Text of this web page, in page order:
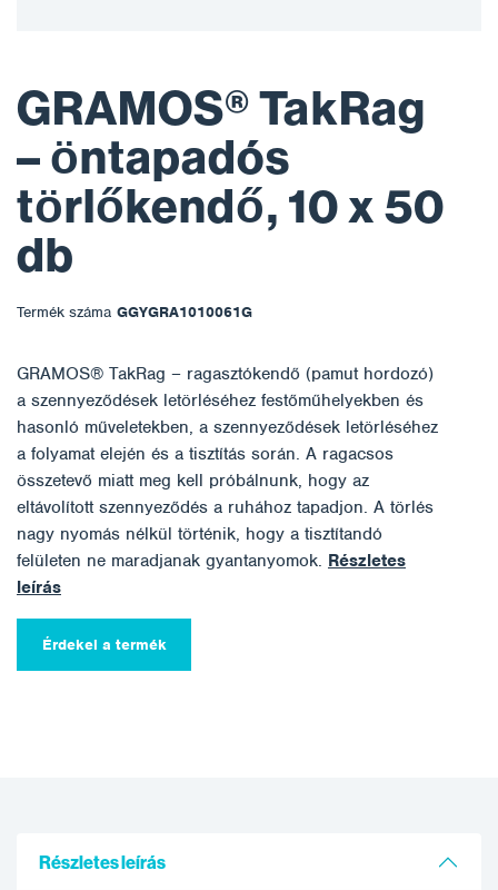
GRAMOS® TakRag
– öntapadós
törlőkendő, 10 x 50
db
Termék száma GGYGRA1010061G
GRAMOS® TakRag – ragasztókendő (pamut hordozó)
a szennyeződések letörléséhez festőműhelyekben és
hasonló műveletekben, a szennyeződések letörléséhez
a folyamat elején és a tisztítás során. A ragacsos
összetevő miatt meg kell próbálnunk, hogy az
eltávolított szennyeződés a ruhához tapadjon. A törlés
nagy nyomás nélkül történik, hogy a tisztítandó
felületen ne maradjanak gyantanyomok. Részletes
leírás
Érdekel a termék
Részletes leírás